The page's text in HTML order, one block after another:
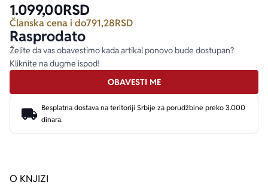
O KNJIZI
1.099,00RSD
Članska cena i do791,28RSD
Rasprodato
Želite da vas obavestimo kada artikal ponovo bude dostupan?
Kliknite na dugme ispod!
OBAVESTI ME
Besplatna dostava na teritoriji Srbije za porudžbine preko 3.000
dinara.
E-knjige
Autori
Biografija
Milica Jakovljević Mir-Jam
Elif Šafak